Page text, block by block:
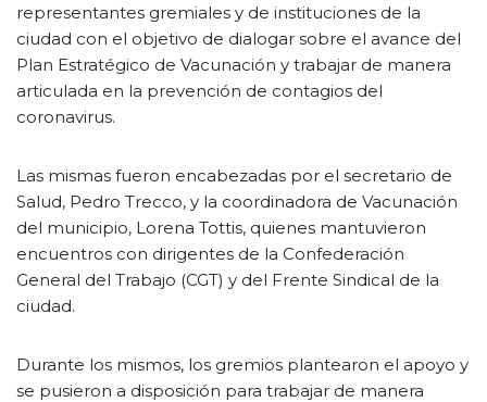
representantes gremiales y de instituciones de la
ciudad con el objetivo de dialogar sobre el avance del
Plan Estratégico de Vacunación y trabajar de manera
articulada en la prevención de contagios del
coronavirus.
Las mismas fueron encabezadas por el secretario de
Salud, Pedro Trecco, y la coordinadora de Vacunación
del municipio, Lorena Tottis, quienes mantuvieron
encuentros con dirigentes de la Confederación
General del Trabajo (CGT) y del Frente Sindical de la
ciudad.
Durante los mismos, los gremios plantearon el apoyo y
se pusieron a disposición para trabajar de manera